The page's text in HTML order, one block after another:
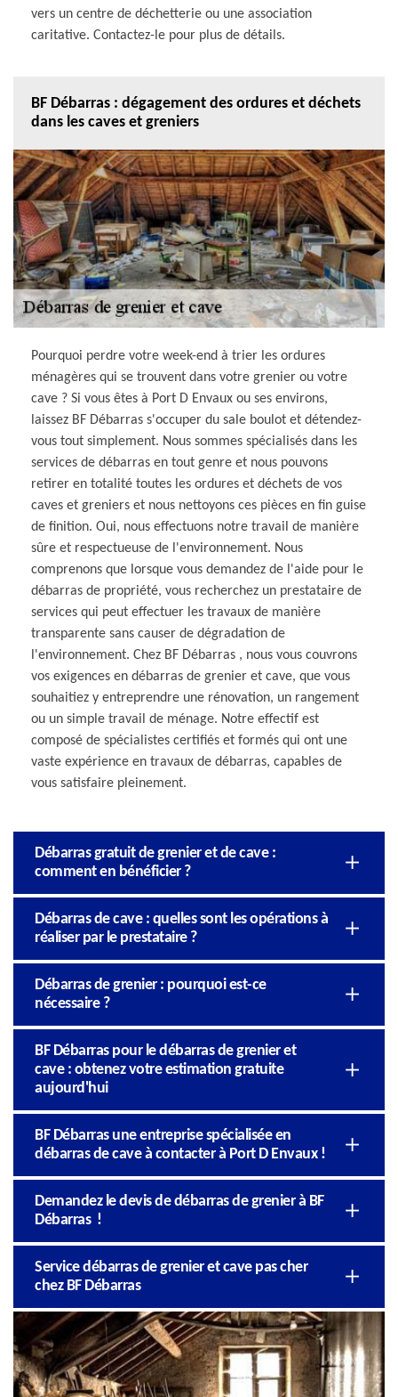
vers un centre de déchetterie ou une association
caritative. Contactez-le pour plus de détails.
BF Débarras : dégagement des ordures et déchets
dans les caves et greniers
Pourquoi perdre votre week-end à trier les ordures
ménagères qui se trouvent dans votre grenier ou votre
cave ? Si vous êtes à Port D Envaux ou ses environs,
laissez BF Débarras s'occuper du sale boulot et détendez-
vous tout simplement. Nous sommes spécialisés dans les
services de débarras en tout genre et nous pouvons
retirer en totalité toutes les ordures et déchets de vos
caves et greniers et nous nettoyons ces pièces en fin guise
de finition. Oui, nous effectuons notre travail de manière
sûre et respectueuse de l'environnement. Nous
comprenons que lorsque vous demandez de l'aide pour le
débarras de propriété, vous recherchez un prestataire de
services qui peut effectuer les travaux de manière
transparente sans causer de dégradation de
l'environnement. Chez BF Débarras , nous vous couvrons
vos exigences en débarras de grenier et cave, que vous
souhaitiez y entreprendre une rénovation, un rangement
ou un simple travail de ménage. Notre effectif est
composé de spécialistes certifiés et formés qui ont une
vaste expérience en travaux de débarras, capables de
vous satisfaire pleinement.
Débarras gratuit de grenier et de cave :
comment en bénéficier ?
Débarras de cave : quelles sont les opérations à
réaliser par le prestataire ?
Débarras de grenier : pourquoi est-ce
nécessaire ?
BF Débarras pour le débarras de grenier et
cave : obtenez votre estimation gratuite
aujourd'hui
BF Débarras une entreprise spécialisée en
débarras de cave à contacter à Port D Envaux !
Demandez le devis de débarras de grenier à BF
Débarras !
Service débarras de grenier et cave pas cher
chez BF Débarras